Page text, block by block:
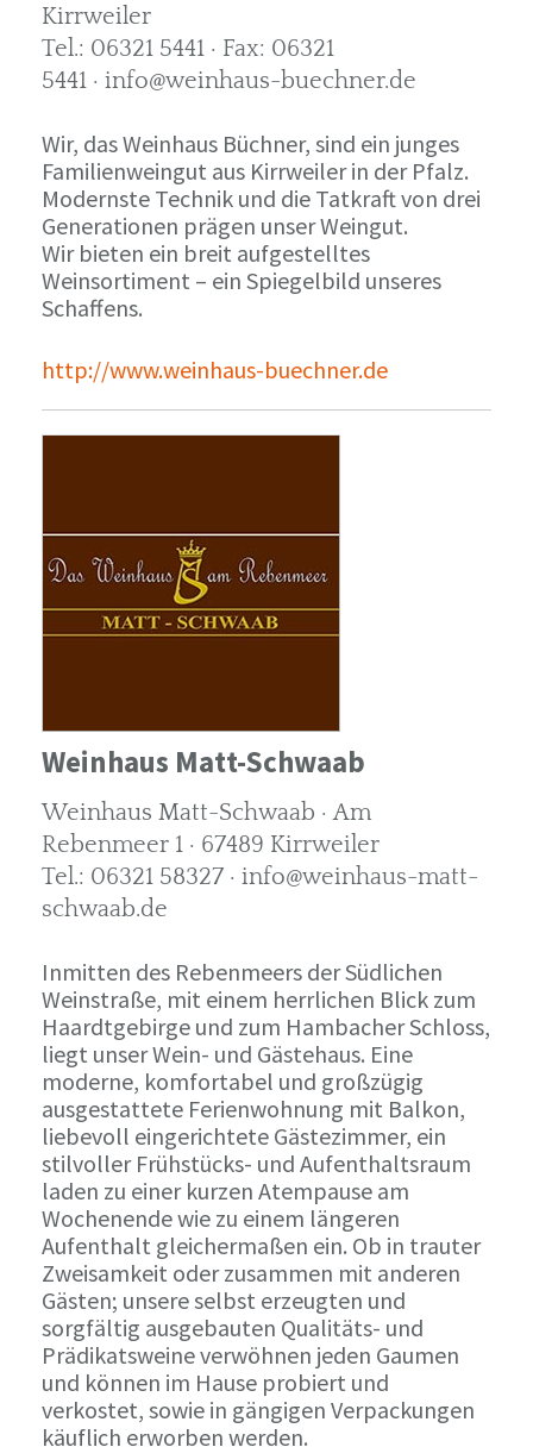
Kirrweiler
Tel.: 06321 5441 · Fax: 06321
5441 · info@weinhaus-buechner.de
Wir, das Weinhaus Büchner, sind ein junges
Familienweingut aus Kirrweiler in der Pfalz.
Modernste Technik und die Tatkraft von drei
Generationen prägen unser Weingut.
Wir bieten ein breit aufgestelltes
Weinsortiment – ein Spiegelbild unseres
Schaffens.
http://www.weinhaus-buechner.de
Weinhaus Matt-Schwaab
Weinhaus Matt-Schwaab · Am
Rebenmeer 1 · 67489 Kirrweiler
Tel.: 06321 58327 · info@weinhaus-matt-
schwaab.de
Inmitten des Rebenmeers der Südlichen
Weinstraße, mit einem herrlichen Blick zum
Haardtgebirge und zum Hambacher Schloss,
liegt unser Wein- und Gästehaus. Eine
moderne, komfortabel und großzügig
ausgestattete Ferienwohnung mit Balkon,
liebevoll eingerichtete Gästezimmer, ein
stilvoller Frühstücks- und Aufenthaltsraum
laden zu einer kurzen Atempause am
Wochenende wie zu einem längeren
Aufenthalt gleichermaßen ein. Ob in trauter
Zweisamkeit oder zusammen mit anderen
Gästen; unsere selbst erzeugten und
sorgfältig ausgebauten Qualitäts- und
Prädikatsweine verwöhnen jeden Gaumen
und können im Hause probiert und
verkostet, sowie in gängigen Verpackungen
käuflich erworben werden.